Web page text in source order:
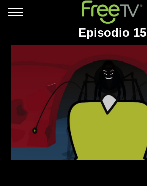
Episodio 15